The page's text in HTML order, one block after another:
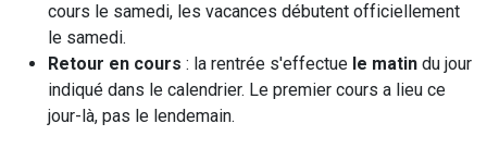
cours le samedi, les vacances débutent officiellement
le samedi.
Retour en cours : la rentrée s'effectue le matin du jour
indiqué dans le calendrier. Le premier cours a lieu ce
jour-là, pas le lendemain.